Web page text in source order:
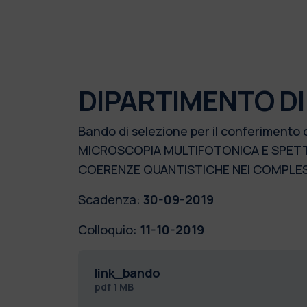
DIPARTIMENTO
Bando di selezione per il conferimento
MICROSCOPIA MULTIFOTONICA E
COERENZE QUANTISTICHE NEI
Scadenza: 30-09-2019
Colloquio: 11-10-2019
link_bando
pdf 1 MB